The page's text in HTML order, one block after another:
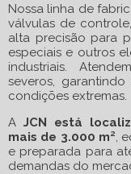
Nossa linha de
válvulas de
alta precisão para
especiais e outros
industriais.
severos,
condições extremas.
A JCN está
mais de 3.000 m² ,
e preparada para
demandas do